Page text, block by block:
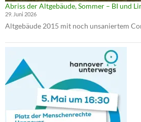
Abriss der Altgebäude, Sommer – BI und
29. Juni 2026
Altgebäude 2015 mit noch unsaniertem